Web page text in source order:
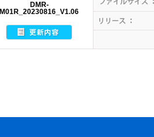
DMR-
M01R_20230816_V1.06